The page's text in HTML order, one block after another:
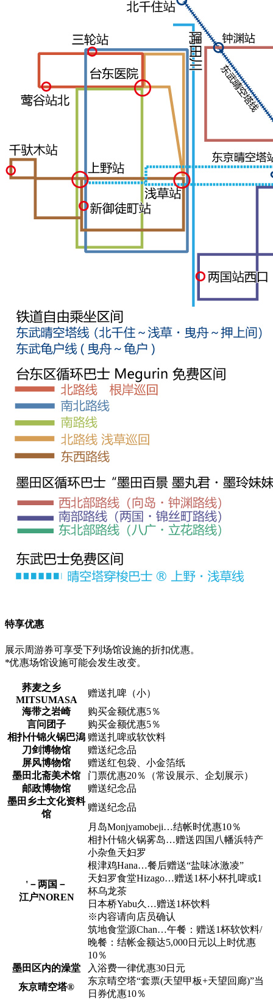
特享优惠
展示周游券可享受下列场馆设施的折扣优惠。
*优惠场馆设施可能会发生改变。
荞麦之乡
MITSUMASA
赠送扎啤（小）
海带之岩崎
购买金额优惠5％
言问团子
购买金额优惠5％
相扑什锦火锅巴潟 赠送扎啤或软饮料
刀剑博物馆
赠送纪念品
屏风博物馆
赠送红包袋、小金箔纸
墨田北斋美术馆
门票优惠20％（常设展示、企划展示）
邮政博物馆
赠送纪念品
墨田乡土文化资料
馆
赠送纪念品
'－两国－
江户NOREN
月岛Monjyamobeji…结帐时优惠10％
相扑什锦火锅雾岛…赠送四国八幡浜特产
小杂鱼天妇罗
根津鸡Hana…餐后赠送“盐味冰激凌”
天妇罗食堂Hizago…赠送1杯小杯扎啤或1
杯乌龙茶
日本桥Yabu久…赠送1杯饮料
※内容请向店员确认
筑地食堂源Chan…午餐：赠送1杯软饮料/
晚餐：结帐金额达5,000日元以上时优惠
10％
墨田区内的澡堂
入浴费一律优惠30日元
东京晴空塔®
东京晴空塔“套票(天望甲板+天望回廊)”当
日券优惠10％